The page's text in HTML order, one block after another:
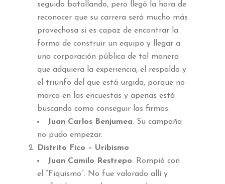
seguido batallando, pero llegó la hora de
reconocer que su carrera será mucho más
provechosa si es capaz de encontrar la
forma de construir un equipo y llegar a
una corporación pública de tal manera
que adquiera la experiencia, el respaldo y
el triunfo del que está urgida, porque no
marca en las encuestas y apenas está
buscando como conseguir las firmas.
Juan Carlos Benjumea: Su campaña
no pudo empezar.
Distrito Fico – Uribismo
Juan Camilo Restrepo: Rompió con
el “Fiquismo”. No fue valorado allí y